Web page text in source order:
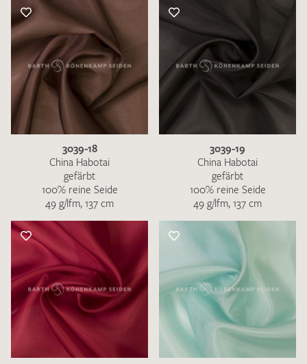
3039-18
China Habotai
gefärbt
100% reine Seide
49 g/lfm, 137 cm
3039-19
China Habotai
gefärbt
100% reine Seide
49 g/lfm, 137 cm